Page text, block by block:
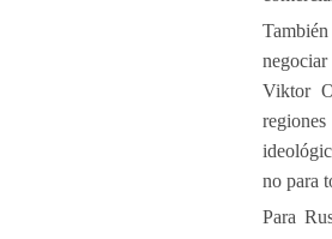
Viktor
no para
Para